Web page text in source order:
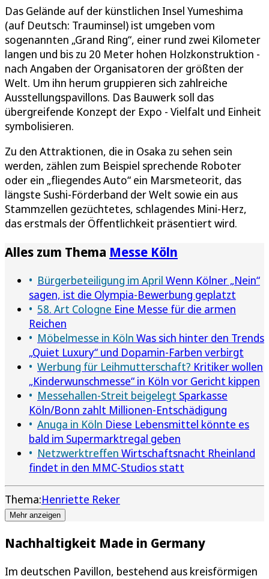
Das Gelände auf der künstlichen Insel Yumeshima
(auf Deutsch: Trauminsel) ist umgeben vom
sogenannten „Grand Ring“, einer rund zwei Kilometer
langen und bis zu 20 Meter hohen Holzkonstruktion -
nach Angaben der Organisatoren der größten der
Welt. Um ihn herum gruppieren sich zahlreiche
Ausstellungspavillons. Das Bauwerk soll das
übergreifende Konzept der Expo - Vielfalt und Einheit
symbolisieren.
Zu den Attraktionen, die in Osaka zu sehen sein
werden, zählen zum Beispiel sprechende Roboter
oder ein „fliegendes Auto“ ein Marsmeteorit, das
längste Sushi-Förderband der Welt sowie ein aus
Stammzellen gezüchtetes, schlagendes Mini-Herz,
das erstmals der Öffentlichkeit präsentiert wird.
Alles zum Thema Messe Köln
Bürgerbeteiligung im April Wenn Kölner „Nein“
sagen, ist die Olympia-Bewerbung geplatzt
58. Art Cologne Eine Messe für die armen
Reichen
Möbelmesse in Köln Was sich hinter den Trends
„Quiet Luxury“ und Dopamin-Farben verbirgt
Werbung für Leihmutterschaft? Kritiker wollen
„Kinderwunschmesse“ in Köln vor Gericht kippen
Messehallen-Streit beigelegt Sparkasse
Köln/Bonn zahlt Millionen-Entschädigung
Anuga in Köln Diese Lebensmittel könnte es
bald im Supermarktregal geben
Netzwerktreffen Wirtschaftsnacht Rheinland
findet in den MMC-Studios statt
Thema:Henriette Reker
Mehr anzeigen
Nachhaltigkeit Made in Germany
Im deutschen Pavillon, bestehend aus kreisförmigen